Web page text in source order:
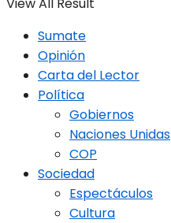
Sumate
Opinión
Carta del Lector
Política
Gobiernos
Naciones Unidas
COP
Sociedad
Espectáculos
Cultura